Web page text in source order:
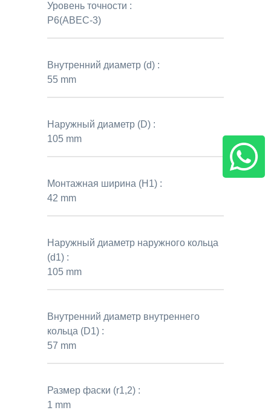
Уровень точности :
P6(ABEC-3)
Внутренний диаметр (d) :
55 mm
Наружный диаметр (D) :
105 mm
Монтажная ширина (H1) :
42 mm
Наружный диаметр наружного кольца
(d1) :
105 mm
Внутренний диаметр внутреннего
кольца (D1) :
57 mm
Размер фаски (r1,2) :
1 mm